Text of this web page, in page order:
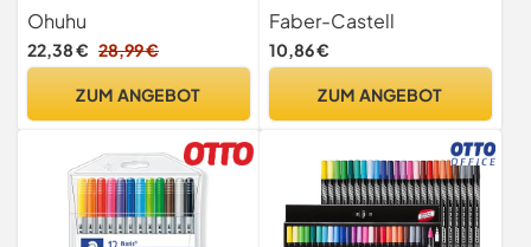
zum Ausmalen
Ohuhu
22,38 € 28,99 €
ZUM ANGEBOT
Fasermaler
Faber-Castell
10,86 €
ZUM ANGEBOT